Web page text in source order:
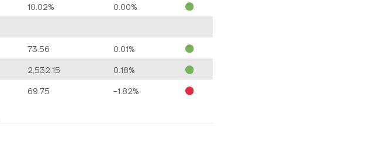
10.02%
0.00%
73.56
0.01%
2,532.15
0.18%
69.75 -1.82%